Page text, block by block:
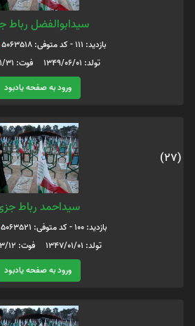
سیدابوالفضل رباط
بازدید: 111 - کد متوفی: 5063518
تولد: 1349/06/01 فوت: 1366/01/31
ورود به صفحه یادبود
(27)
سیداحمد رباط
بازدید: 100 - کد متوفی: 5063521
تولد: 1347/01/01 فوت: 1367/03/12
ورود به صفحه یادبود